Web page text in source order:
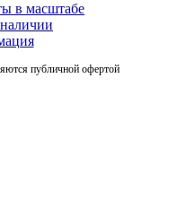
в масштабе
публичной офертой